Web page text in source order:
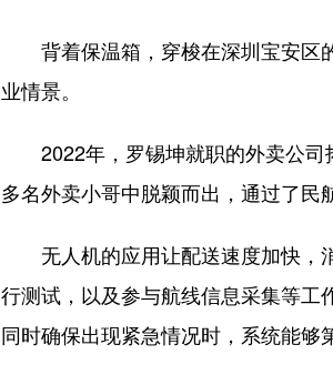
背着保温箱，穿梭在深圳宝安区
业情景。
2022年，罗锡坤就职的外卖公司
多名外卖小哥中脱颖而出，通过了民
无人机的应用让配送速度加快，消
行测试，以及参与航线信息采集等工
同时确保出现紧急情况时，系统能够